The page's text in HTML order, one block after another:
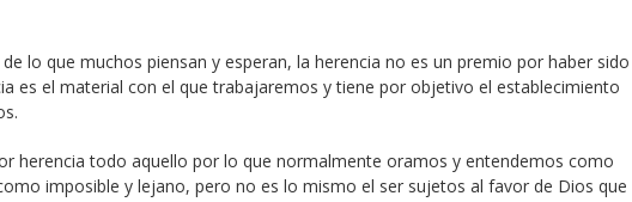
lo que muchos piensan y esperan, la herencia no es un premio por haber sido
es el material con el que trabajaremos y tiene por objetivo el establecimiento
herencia todo aquello por lo que normalmente oramos y entendemos como
imposible y lejano, pero no es lo mismo el ser sujetos al favor de Dios que